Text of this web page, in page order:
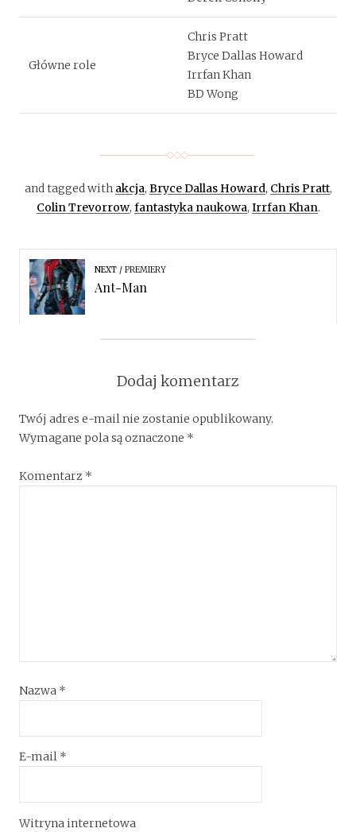
Główne role
Chris Pratt
Bryce Dallas Howard
Irrfan Khan
BD Wong
and tagged with akcja, Bryce Dallas Howard, Chris Pratt,
Colin Trevorrow, fantastyka naukowa, Irrfan Khan.
NEXT PREMIERY
Ant-Man
Dodaj komentarz
Twój adres e-mail nie zostanie opublikowany.
Wymagane pola są oznaczone *
Komentarz *
Nazwa *
E-mail *
Witryna internetowa